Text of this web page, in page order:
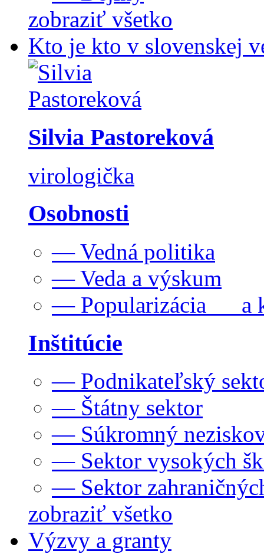
zobraziť všetko
Kto je kto v slovenskej
Silvia Pastoreková
virologička
Osobnosti
— Vedná politika
— Veda a výskum
— Popularizácia a
Inštitúcie
— Podnikateľský
— Štátny sektor
— Súkromný
— Sektor vysokých
— Sektor
zobraziť všetko
Výzvy a granty